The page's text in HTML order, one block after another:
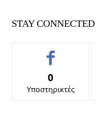
STAY CONNECTED
0
Υποστηρικτές